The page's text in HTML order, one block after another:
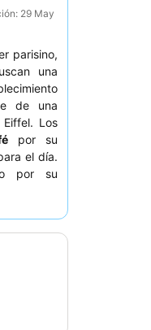
29 May
parisino,
una
de una
Los
por su
el día.
por su